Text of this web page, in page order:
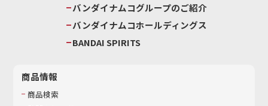
バンダイナムコグループのご紹介
バンダイナムコホールディングス
BANDAI SPIRITS
商品情報
商品検索